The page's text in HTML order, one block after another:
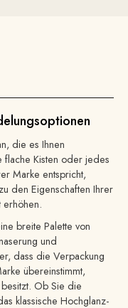
die es Ihnen
flache Kisten oder jedes
Marke entspricht,
den Eigenschaften Ihrer
erhöhen.
breite Palette von
und
dass die Verpackung
übereinstimmt,
Ob Sie die
klassische Hochglanz-